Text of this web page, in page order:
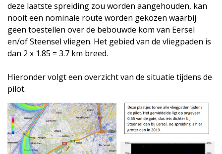
deze laatste spreiding zou worden aangehouden, kan
nooit een nominale route worden gekozen waarbij
geen toestellen over de bebouwde kom van Eersel
en/of Steensel vliegen. Het gebied van de vliegpaden is
dan 2 x 1.85 = 3.7 km breed.
Hieronder volgt een overzicht van de situatie tijdens de
pilot.